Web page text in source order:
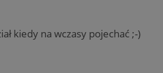
kiedy na wczasy pojechać ;-)